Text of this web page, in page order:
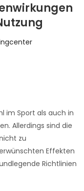
im Sport als auch in
Allerdings sind die
zu
Effekten
Richtlinien